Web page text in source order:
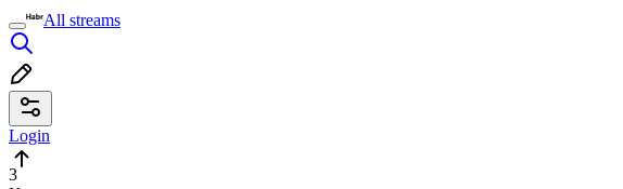
All streams
Login
3